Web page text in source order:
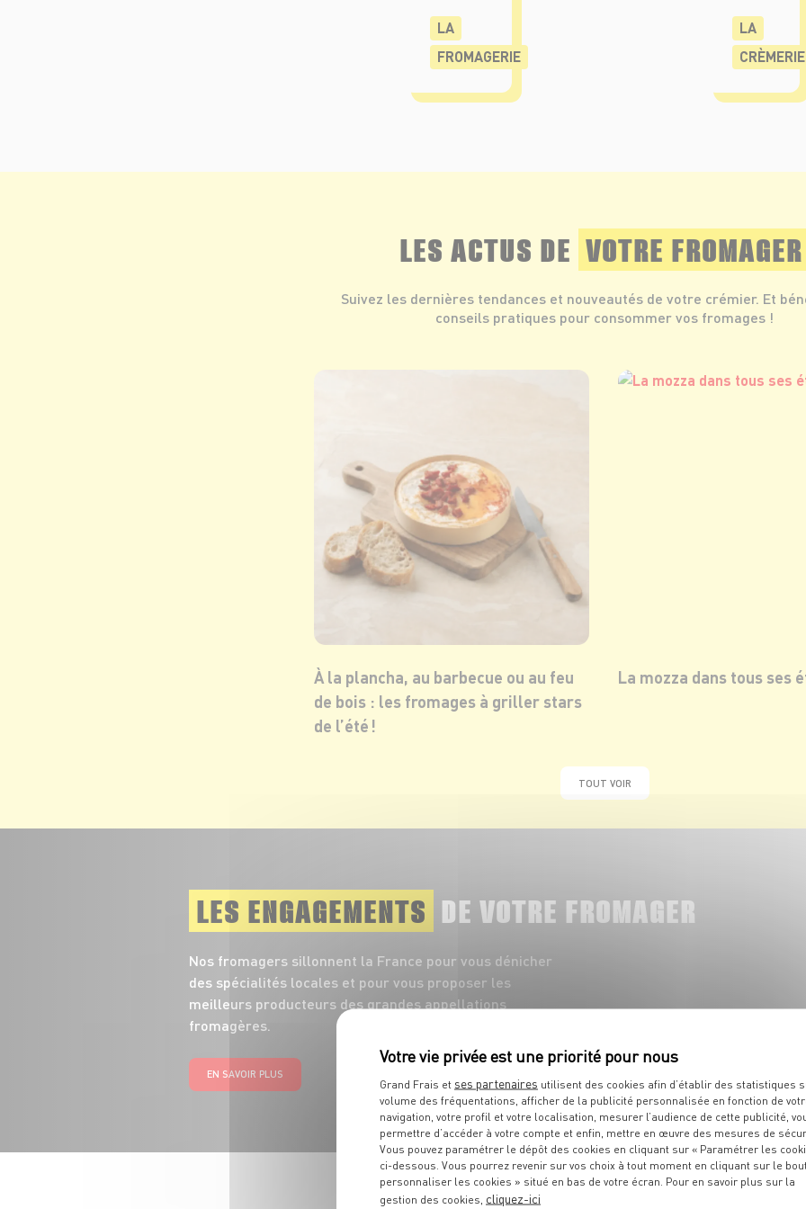
LA
FROMAGERIE
LA
CRÈMERIE
LES ACTUS DE VOTRE FROMAGER
Suivez les dernières tendances et nouveautés de votre crémier. Et
conseils pratiques pour consommer vos fromages !
À la plancha, au barbecue ou au feu
de bois : les fromages à griller stars
de l’été !
La mozza dans tous ses
TOUT VOIR
LES ENGAGEMENTS DE VOTRE FROMAGER
Nos fromagers sillonnent la France pour vous dénicher
des spécialités locales et pour vous proposer les
meilleurs producteurs des grandes appellations
fromagères.
EN SAVOIR PLUS
Grand Frais et ses partenaires utilisent des cookies afin d’établir des statistiques
volume des fréquentations, afficher de la publicité personnalisée en fonction de
navigation, votre profil et votre localisation, mesurer l’audience de cette publicité,
permettre d’accéder à votre compte et enfin, mettre en œuvre des mesures de
Vous pouvez paramétrer le dépôt des cookies en cliquant sur « Paramétrer les
ci-dessous. Vous pourrez revenir sur vos choix à tout moment en cliquant sur le
personnaliser les cookies » situé en bas de votre écran. Pour en savoir plus sur la
gestion des cookies, cliquez-ici